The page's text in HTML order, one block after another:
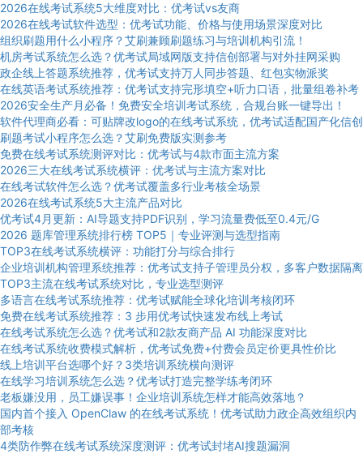
2026在线考试系统5大维度对比：优考试vs友商
2026在线考试软件选型：优考试功能、价格与使用场景深度对比
组织刷题用什么小程序？艾刷兼顾刷题练习与培训机构引流！
机房考试系统怎么选？优考试局域网版支持信创部署与对外挂网采购
政企线上答题系统推荐，优考试支持万人同步答题、红包实物派奖
在线英语考试系统推荐：优考试支持完形填空+听力口语，批量组卷补考
2026安全生产月必备！免费安全培训考试系统，合规台账一键导出！
软件代理商必看：可贴牌改logo的在线考试系统，优考试适配国产化信创
刷题考试小程序怎么选？艾刷免费版实测参考
免费在线考试系统测评对比：优考试与4款市面主流方案
2026三大在线考试系统横评：优考试与主流方案对比
在线考试软件怎么选？优考试覆盖多行业考核全场景
2026在线考试系统5大主流产品对比
优考试4月更新：AI导题支持PDF识别，学习流量费低至0.4元/G
2026 题库管理系统排行榜 TOP5｜专业评测与选型指南
TOP3在线考试系统横评：功能打分与综合排行
企业培训机构管理系统推荐：优考试支持子管理员分权，多客户数据隔离
TOP3主流在线考试系统对比，专业选型测评
多语言在线考试系统推荐：优考试赋能全球化培训考核闭环
免费在线考试系统推荐：3 步用优考试快速发布线上考试
在线考试系统怎么选？优考试和2款友商产品 AI 功能深度对比
在线考试系统收费模式解析，优考试免费+付费会员定价更具性价比
线上培训平台选哪个好？3类培训系统横向测评
在线学习培训系统怎么选？优考试打造完整学练考闭环
老板嫌没用，员工嫌误事！企业培训系统怎样才能高效落地？
国内首个接入 OpenClaw 的在线考试系统！优考试助力政企高效组织内
部考核
4类防作弊在线考试系统深度测评：优考试封堵AI搜题漏洞